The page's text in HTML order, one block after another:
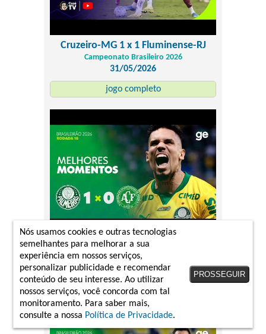
Cruzeiro-MG 1 x 1 Fluminense-RJ
Campeonato Brasileiro 2026
31/05/2026
jogo completo
Palmeiras-SP 1 x 0 Chapecoense-SC
Campeonato Brasileiro 2026
31/05/2026
melhores momentos
Nós usamos cookies e outras tecnologias
semelhantes para melhorar a sua
experiência em nossos serviços,
personalizar publicidade e recomendar
conteúdo de seu interesse. Ao utilizar
nossos serviços, você concorda com tal
monitoramento. Para saber mais,
consulte a nossa Política de Privacidade.
PROSSEGUIR